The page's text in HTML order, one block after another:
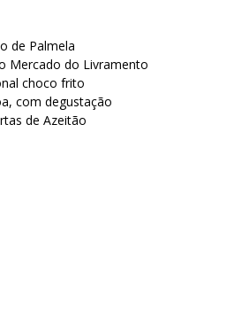
de Palmela
Mercado do Livramento
choco frito
com degustação
de Azeitão